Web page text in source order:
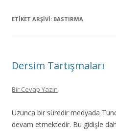
ETIKET ARŞIVI: BASTIRMA
Dersim Tartışmaları
Bir Cevap Yazın
Uzunca bir süredir medyada
devam etmektedir. Bu gidişle